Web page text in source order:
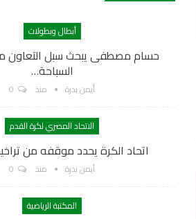
أبطال وبطولات
حسام مصطفى يبحث سبل التعاون
السباحة…
أيمن بدرة منذ
الاتحاد المصري لكرة القدم
اتحاد الكرة يحدد موقفه من
أيمن بدرة منذ
المكتبة الرياضية